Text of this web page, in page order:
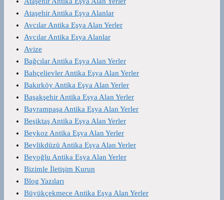
Ataşehir Antika Eşya Alanlar
Avcılar Antika Eşya Alan Yerler
Avcılar Antika Eşya Alanlar
Avize
Bağcılar Antika Eşya Alan Yerler
Bahçelievler Antika Eşya Alan Yerler
Bakırköy Antika Eşya Alan Yerler
Başakşehir Antika Eşya Alan Yerler
Bayrampaşa Antika Eşya Alan Yerler
Beşiktaş Antika Eşya Alan Yerler
Beykoz Antika Eşya Alan Yerler
Beylikdüzü Antika Eşya Alan Yerler
Beyoğlu Antika Eşya Alan Yerler
Bizimle İletişim Kurun
Blog Yazıları
Büyükçekmece Antika Eşya Alan Yerler